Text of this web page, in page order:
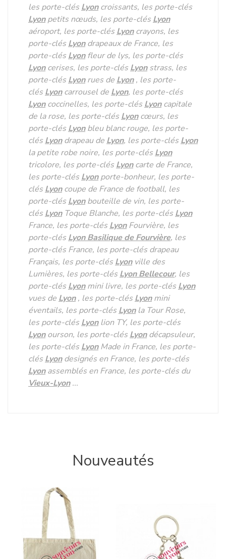
les porte-clés Lyoncroissants, les porte-clés
Lyon petits nœuds, les porte-clés Lyon
aéroport, les porte-clés Lyon crayons, les
porte-clés Lyon drapeaux de France, les
porte-clés Lyon fleur de lys, les porte-clés
Lyon cerises, les porte-clés Lyon strass, les
porte-clés Lyon rues de Lyon , les porte-
clés Lyon carrousel de Lyon, les porte-clés
Lyon coccinelles, les porte-clés Lyon capitale
de la rose, les porte-clés Lyon cœurs, les
porte-clés Lyon bleu blanc rouge, les porte-
clés Lyon drapeau de Lyon, les porte-clés Lyon
la petite robe noire, les porte-clés Lyon
tricolore, les porte-clés Lyon carte de France,
les porte-clés Lyon porte-bonheur, les porte-
clés Lyon coupe de France de football, les
porte-clés Lyon bouteille de vin, les porte-
clés Lyon Toque Blanche, les porte-clés Lyon
France, les porte-clés Lyon Fourvière, les
porte-clés Lyon Basilique de Fourvière, les
porte-clés France, les porte-clés drapeau
Français, les porte-clés Lyon ville des
Lumières, les porte-clés Lyon Bellecour, les
porte-clés Lyon mini livre, les porte-clés Lyon
vues de Lyon , les porte-clés Lyon mini
éventails, les porte-clés Lyon la Tour Rose,
les porte-clés Lyon lion TY, les porte-clés
Lyon ourson, les porte-clés Lyon décapsuleur,
les porte-clés Lyon Made in France, les porte-
clés Lyon designés en France, les porte-clés
Lyon assemblés en France, les porte-clés du
Vieux-Lyon ...
Nouveautés